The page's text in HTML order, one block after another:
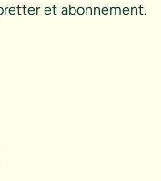
et abonnement.